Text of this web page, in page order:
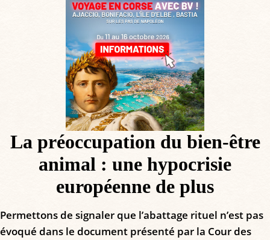
La préoccupation du bien-être
animal : une hypocrisie
européenne de plus
Permettons de signaler que l’abattage rituel n’est pas
évoqué dans le document présenté par la Cour des